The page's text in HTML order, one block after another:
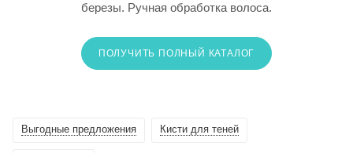
березы. Ручная обработка волоса.
ПОЛУЧИТЬ ПОЛНЫЙ КАТАЛОГ
Выгодные предложения Кисти для теней